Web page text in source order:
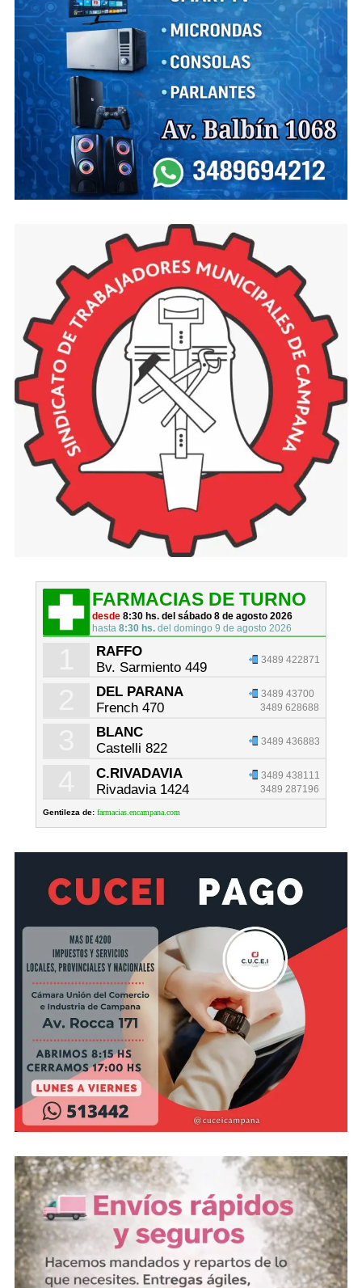
FARMACIAS DE TURNO
desde8:30 hs. del sábado 8 de agosto 2026
hasta8:30 hs. del domingo 9 de agosto 2026
RAFFO
Bv. Sarmiento 449
3489 422871
DEL PARANA
French 470
3489 43700
3489 628688
BLANC
Castelli 822
3489 436883
C.RIVADAVIA
Rivadavia 1424
3489 438111
3489 287196
Gentileza de: farmacias.encampana.com